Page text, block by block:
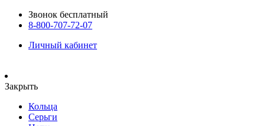
Звонок бесплатный
8-800-707-72-07
Личный кабинет
Закрыть
Кольца
Серьги